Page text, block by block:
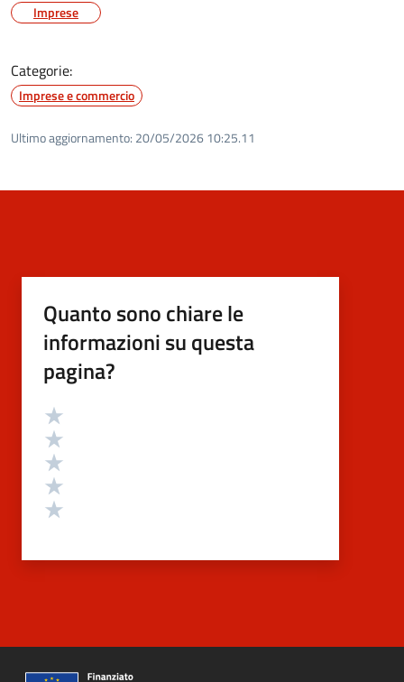
Imprese
Categorie:
Imprese e commercio
Ultimo aggiornamento: 20/05/2026 10:25.11
Quanto sono chiare le
informazioni su questa
pagina?
Valutazione